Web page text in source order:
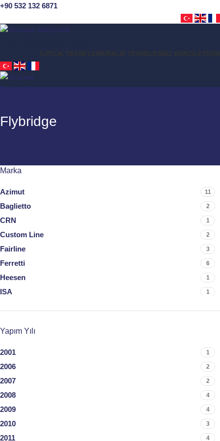
+90 532 132 6871
Flybridge
Marka
Azimut 11
Baglietto 2
CRN 1
Custom Line 2
Fairline 3
Ferretti 6
Heesen 1
ISA 1
Otam
Overmarine 1
Palmer Johnson 1
Pershing 2
Prestige 1
Princess 11
Riva 3
Sanlorenzo 5
Yapım Yılı
2001 1
2006 2
2007 2
2008 4
2009 4
2010 3
2011 4